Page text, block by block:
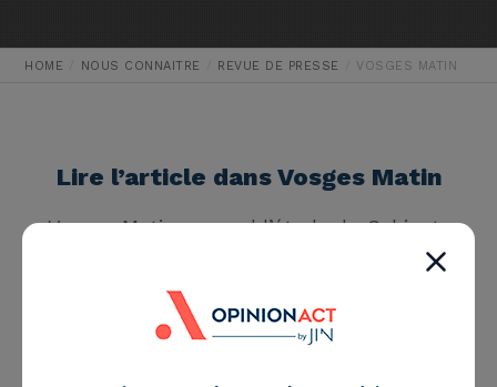
HOME NOUS CONNAITRE REVUE DE PRESSE VOSGES MATIN
Lire l’article dans Vosges Matin
Vosges Matin reprend l’étude du Cabinet
devenu l’un des réseaux sociaux les plus
utilisés. Le principe : poster une photo, la